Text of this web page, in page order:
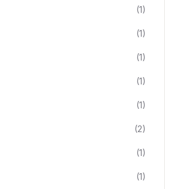
(1)
(1)
(1)
(1)
(1)
(2)
(1)
(1)